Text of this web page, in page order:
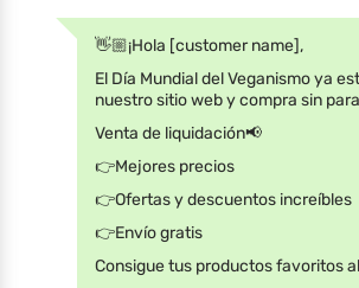
👋🏼¡Hola [customer name],
El Día Mundial del Veganismo ya
nuestro sitio web y compra sin
Venta de liquidación📢
👉Mejores precios
👉Ofertas y descuentos increíbles
👉Envío gratis
Consigue tus productos favoritos